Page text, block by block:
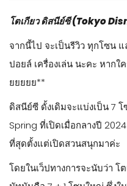
จอยอาหาร ของเล่น ของที่ร
– จากข้อที่แล้ว จะบอกว่า โต
สวนสนุกดิสนีย์ที่เดียวในโลก
จริงๆ เพราะข้างในดีมากกก
– ตอนกลางคืน ที่ดิสนีย์ซีก็มีโ
สองทุ่มครึ่ง แต่หากฝนตกหรือ
– Update * โซน Fantasy